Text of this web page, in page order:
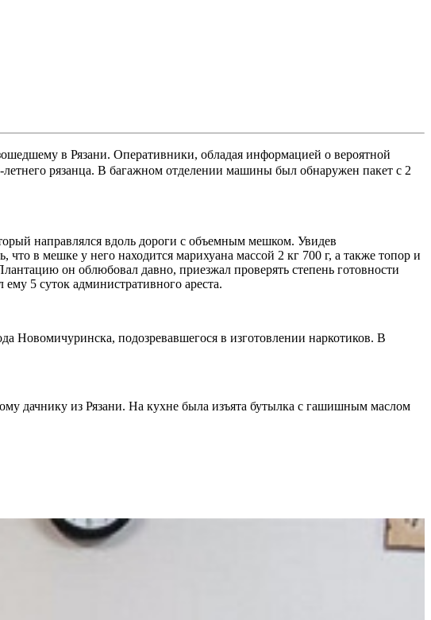
в Рязани. Оперативники, обладая информацией о вероятной
рязанца. В багажном отделении машины был обнаружен пакет с 2
направлялся вдоль дороги с объемным мешком. Увидев
в мешке у него находится марихуана массой 2 кг 700 г, а также топор и
он облюбовал давно, приезжал проверять степень готовности
5 суток административного ареста.
Новомичуринска, подозревавшегося в изготовлении наркотиков. В
дачнику из Рязани. На кухне была изъята бутылка с гашишным маслом